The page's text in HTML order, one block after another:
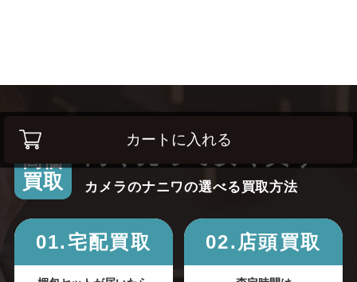
カートに入れる
高価
買取
高く売って安く買う！
カメラのナニワの選べる買取方法
01.宅配買取 02.店頭買取